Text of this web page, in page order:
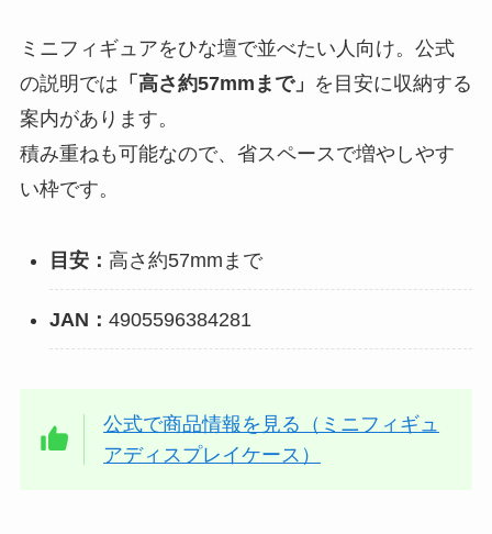
ミニフィギュアをひな壇で並べたい人向け。公式
の説明では 「高さ約57mmまで」 を目安に収納する
案内があります。
積み重ねも可能なので、省スペースで増やしやす
い枠です。
目安： 高さ約57mmまで
JAN： 4905596384281
公式で商品情報を見る（ミニフィギュ
アディスプレイケース）